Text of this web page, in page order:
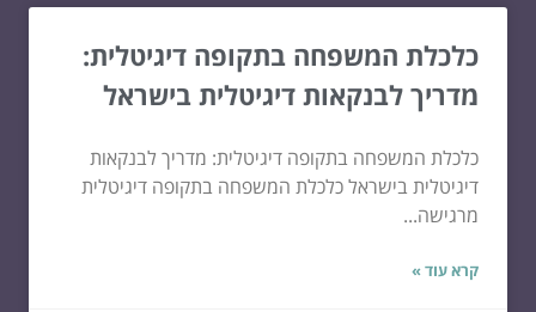
כלכלת המשפחה בתקופה דיגיטלית:
מדריך לבנקאות דיגיטלית בישראל
כלכלת המשפחה בתקופה דיגיטלית: מדריך לבנקאות
דיגיטלית בישראל כלכלת המשפחה בתקופה דיגיטלית
מרגישה...
קרא עוד »